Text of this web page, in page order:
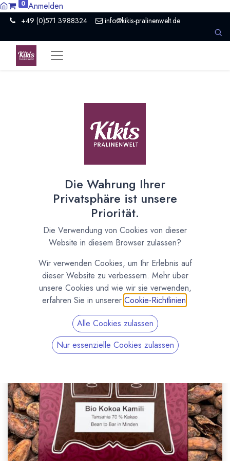
0 Anmelden
+49 (0)571 3988324 info@kikis-pralinenwelt.de
Wie wir neuen Kakao aussuchen - Bio - Fair - Geschmack
durch
Die Wahrung Ihrer
Privatsphäre ist unsere
Priorität.
Die Verwendung von Cookies von dieser
Website in diesem Browser zulassen?
Wir verwenden Cookies, um Ihr Erlebnis auf
dieser Website zu verbessern. Mehr über
unsere Cookies und wie wir sie verwenden,
erfahren Sie in unserer Cookie-Richtlinien
Alle Cookies zulassen
Nur essenzielle Cookies zulassen